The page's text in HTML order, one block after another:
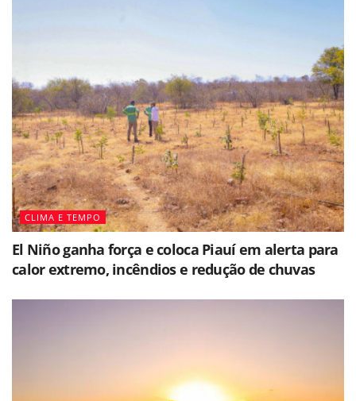
CLIMA E TEMPO
El Niño ganha força e coloca Piauí em alerta para
calor extremo, incêndios e redução de chuvas